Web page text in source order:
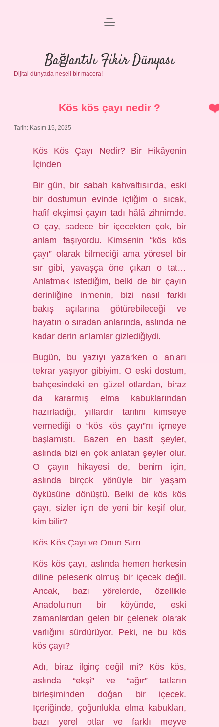
Anasayfa
Gizlilik Politikası
Yasal Uyarı
menüyü
Bağlantılı Fikir Dünyası
Dijital dünyada neşeli bir macera!
Kös kös çayı nedir ?
Tarih: Kasım 15, 2025
Kös Kös Çayı Nedir? Bir Hikâyenin
İçinden
Bir gün, bir sabah kahvaltısında, eski
bir dostumun evinde içtiğim o sıcak,
hafif ekşimsi çayın tadı hâlâ zihnimde.
O çay, sadece bir içecekten çok, bir
anlam taşıyordu. Kimsenin “kös kös
çayı” olarak bilmediği ama yöresel bir
sır gibi, yavaşça öne çıkan o tat…
Anlatmak istediğim, belki de bir çayın
derinliğine inmenin, bizi nasıl farklı
bakış açılarına götürebileceği ve
hayatın o sıradan anlarında, aslında ne
kadar derin anlamlar gizlediğiydi.
Bugün, bu yazıyı yazarken o anları
tekrar yaşıyor gibiyim. O eski dostum,
bahçesindeki en güzel otlardan, biraz
da kararmış elma kabuklarından
hazırladığı, yıllardır tarifini kimseye
vermediği o “kös kös çayı”nı içmeye
başlamıştı. Bazen en basit şeyler,
aslında bizi en çok anlatan şeyler olur.
O çayın hikayesi de, benim için,
aslında birçok yönüyle bir yaşam
öyküsüne dönüştü. Belki de kös kös
çayı, sizler için de yeni bir keşif olur,
kim bilir?
Kös Kös Çayı ve Onun Sırrı
Kös kös çayı, aslında hemen herkesin
diline pelesenk olmuş bir içecek değil.
Ancak, bazı yörelerde, özellikle
Anadolu’nun bir köyünde, eski
zamanlardan gelen bir gelenek olarak
varlığını sürdürüyor. Peki, ne bu kös
kös çayı?
Adı, biraz ilginç değil mi? Kös kös,
aslında “ekşi” ve “ağır” tatların
birleşiminden doğan bir içecek.
İçeriğinde, çoğunlukla elma kabukları,
bazı yerel otlar ve farklı meyve